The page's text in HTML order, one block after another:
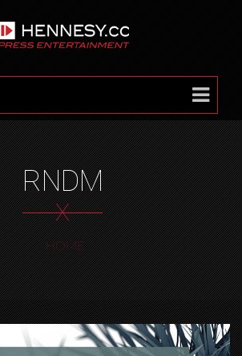
RNDM
X
HOME